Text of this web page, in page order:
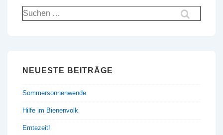
Suchen
nach:
NEUESTE BEITRÄGE
Sommersonnenwende
Hilfe im Bienenvolk
Erntezeit!